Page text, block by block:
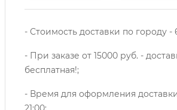
- Стоимость доставки по городу -
- При заказе от 15000 руб. -
бесплатная!;
- Время для оформления